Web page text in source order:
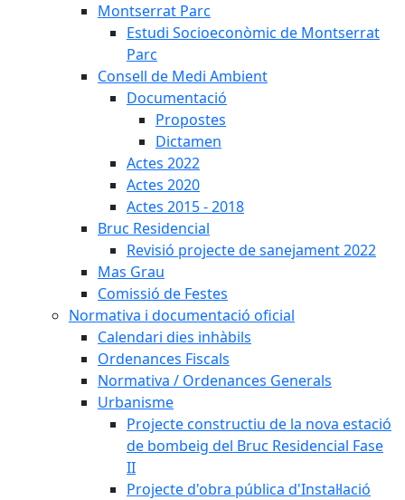
Montserrat Parc
Estudi Socioeconòmic de Montserrat
Parc
Consell de Medi Ambient
Documentació
Propostes
Dictamen
Actes 2022
Actes 2020
Actes 2015 - 2018
Bruc Residencial
Revisió projecte de sanejament 2022
Mas Grau
Comissió de Festes
Normativa i documentació oficial
Calendari dies inhàbils
Ordenances Fiscals
Normativa / Ordenances Generals
Urbanisme
Projecte constructiu de la nova estació
de bombeig del Bruc Residencial Fase
II
Projecte d'obra pública d'Instal·lació